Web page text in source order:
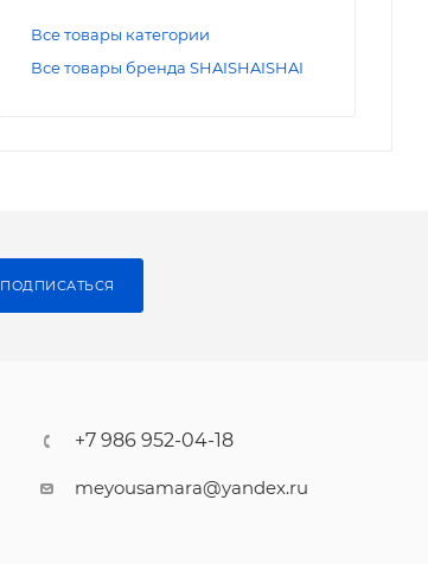
Все товары категории
Все товары бренда SHAISHAISHAI
ПОДПИСАТЬСЯ
+7 986 952-04-18
meyousamara@yandex.ru